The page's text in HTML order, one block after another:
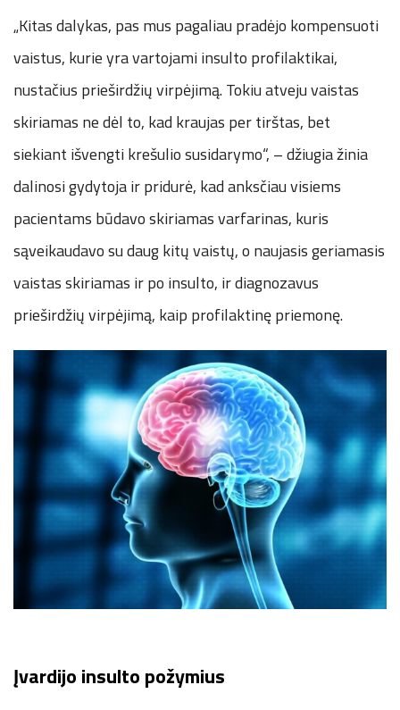
„Kitas dalykas, pas mus pagaliau pradėjo kompensuoti
vaistus, kurie yra vartojami insulto profilaktikai,
nustačius prieširdžių virpėjimą. Tokiu atveju vaistas
skiriamas ne dėl to, kad kraujas per tirštas, bet
siekiant išvengti krešulio susidarymo“, – džiugia žinia
dalinosi gydytoja ir pridurė, kad anksčiau visiems
pacientams būdavo skiriamas varfarinas, kuris
sąveikaudavo su daug kitų vaistų, o naujasis geriamasis
vaistas skiriamas ir po insulto, ir diagnozavus
prieširdžių virpėjimą, kaip profilaktinę priemonę.
Įvardijo insulto požymius